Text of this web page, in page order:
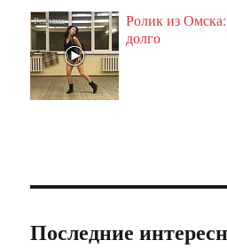
Ролик из Омска:
долго
Последние